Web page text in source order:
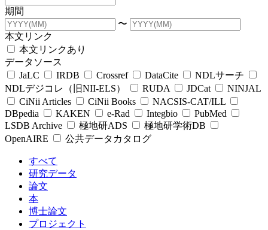
期間
〜
本文リンク
本文リンクあり
データソース
JaLC
IRDB Crossref DataCite
NDLサーチ
NDLデジコレ（旧NII-ELS）
RUDA JDCat
NINJAL
CiNii Articles
CiNii Books
NACSIS-CAT/ILL
DBpedia
KAKEN e-Rad Integbio
PubMed
LSDB Archive
極地研ADS
極地研学術DB
OpenAIRE
公共データカタログ
すべて
研究データ
論文
本
博士論文
プロジェクト